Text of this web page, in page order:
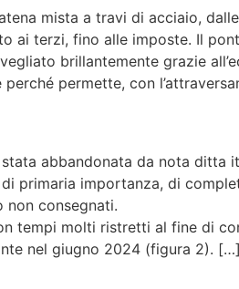
mista a travi di acciaio,
ai terzi, fino alle imposte. Il
brillantemente grazie
permette, con
abbandonata da nota ditta
primaria importanza, di
non consegnati.
tempi molti ristretti al fine di
nel giugno 2024 (figura 2). […]